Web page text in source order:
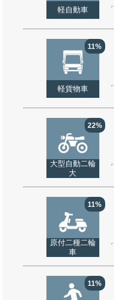
軽自動車
11%
軽貨物車
22%
大型自動二輪
大
11%
原付二種二輪
車
11%